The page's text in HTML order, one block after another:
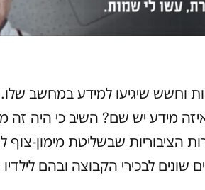
וחשש שיגיעו למידע במחשב שלו.
מידע יש שם? השיב כי היה זה
הציבוריות שבשליטת מימון-צוף
שונים לבכירי הקבוצה ובהם לילדיו